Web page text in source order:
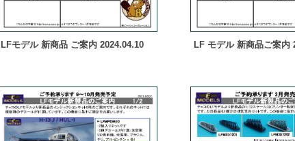
LFモデル 新商品 ご案内 2024.04.10 LF モデル 新商品ご案内